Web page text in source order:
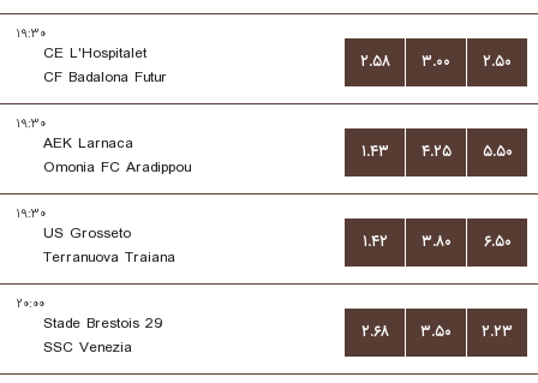
۱۹:۳۰
CE L'Hospitalet
CF Badalona Futur
۲.۵۸ ۳.۰۰ ۲.۵۰
۱۹:۳۰
AEK Larnaca
Omonia FC Aradippou
۱.۴۳ ۴.۲۵ ۵.۵۰
۱۹:۳۰
US Grosseto
Terranuova Traiana
۱.۴۲ ۳.۸۰ ۶.۵۰
۲۰:۰۰
Stade Brestois 29
SSC Venezia
۲.۶۸ ۳.۵۰ ۲.۲۳